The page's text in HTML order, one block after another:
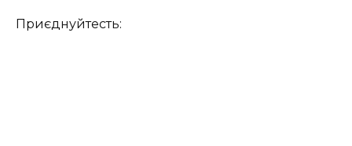
Приєднуйтесть: